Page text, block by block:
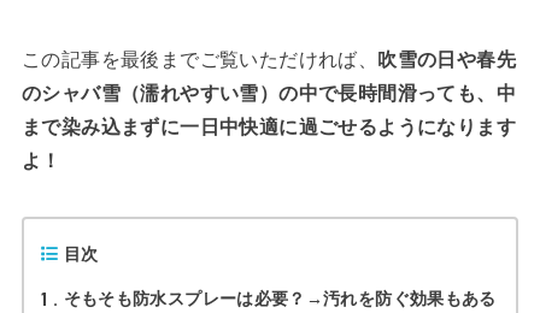
この記事を最後までご覧いただければ、
吹雪の日や春先
のシャバ雪（濡れやすい雪）の中で長時間滑っても、中
まで染み込まずに一日中快適に過ごせるようになります
よ！
目次
1
そもそも防水スプレーは必要？→汚れを防ぐ効果もある